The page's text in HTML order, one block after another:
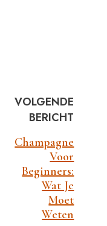
VOLGENDE
BERICHT
Champagne
Voor
Beginners:
Wat Je
Moet
Weten